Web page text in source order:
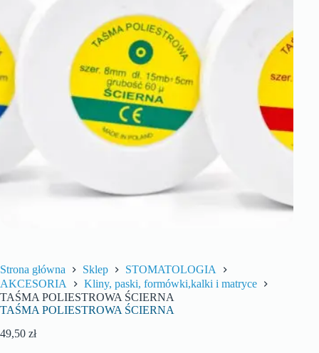
Strona główna Sklep
STOMATOLOGIA
AKCESORIA
Kliny, paski, formówki,kalki i matryce
TAŚMA POLIESTROWA ŚCIERNA
TAŚMA POLIESTROWA ŚCIERNA
49,50 zł